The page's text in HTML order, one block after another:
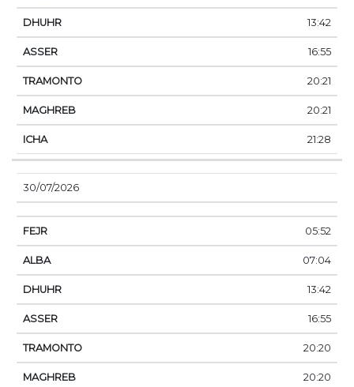
13:42
16:55
20:21
20:21
21:28
30/07/2026
05:52
07:04
13:42
16:55
20:20
20:20